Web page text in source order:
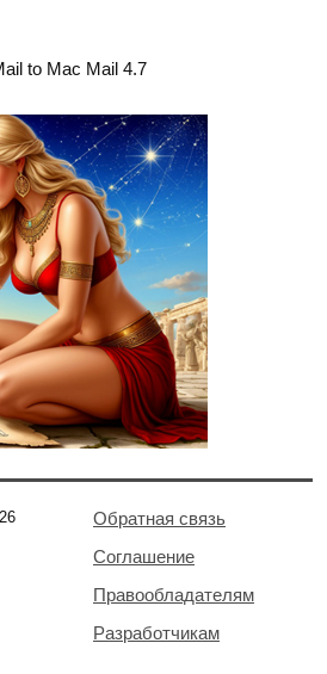
to Mac Mail 4.7
Обратная связь
Соглашение
Правообладателям
Разработчикам